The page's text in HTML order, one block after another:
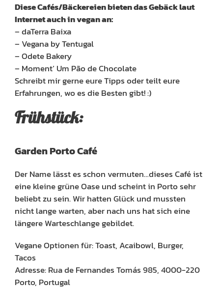
Diese Cafés/Bäckereien bieten das Gebäck laut
Internet auch in vegan an:
– daTerra Baixa
– Vegana by Tentugal
– Odete Bakery
– Moment’ Um Pão de Chocolate
Schreibt mir gerne eure Tipps oder teilt eure
Erfahrungen, wo es die Besten gibt! :)
Frühstück:
Garden Porto Café
Der Name lässt es schon vermuten…dieses Café ist
eine kleine grüne Oase und scheint in Porto sehr
beliebt zu sein. Wir hatten Glück und mussten
nicht lange warten, aber nach uns hat sich eine
längere Warteschlange gebildet.
Vegane Optionen für: Toast, Acaibowl, Burger,
Tacos
Adresse: Rua de Fernandes Tomás 985, 4000-220
Porto, Portugal